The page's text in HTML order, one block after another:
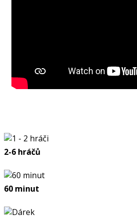
2-6 hráčů
60 minut